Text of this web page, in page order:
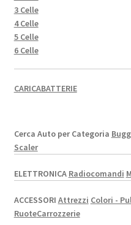
3 Celle
4 Celle
5 Celle
6 Celle
CARICABATTERIE
Cerca Auto per Categoria
Scaler
ELETTRONICA Radiocomandi
ACCESSORI Attrezzi Colori -
RuoteCarrozzerie